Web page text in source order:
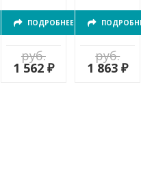
ПОДРОБНЕЕ
руб.
1 562 ₽
руб.
1 863 ₽